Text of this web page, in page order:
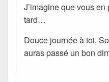
J’imagine que vous
tard…
Douce journée à toi,
auras passé un bon